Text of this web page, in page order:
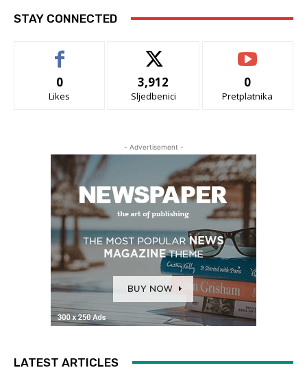
STAY CONNECTED
0
Likes
3,912
Sljedbenici
0
Pretplatnika
- Advertisement -
LATEST ARTICLES